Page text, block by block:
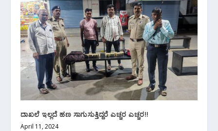
ದಾಖಲೆ ಇಲ್ಲದೆ ಹಣ ಸಾಗುಸುತ್ತಿದ್ದರೆ ಎಚ್ಚರ ಎಚ್ಚರ!!
April 11, 2024